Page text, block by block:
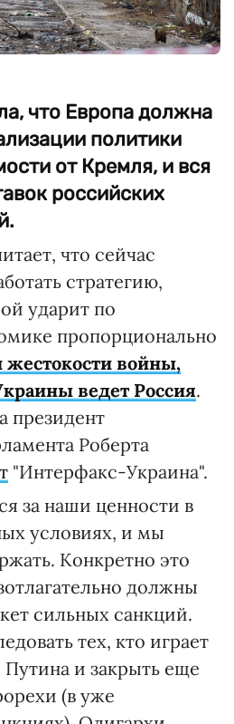
что Европа должна
политики
от Кремля, и вся
российских
что сейчас
стратегию,
ударит по
пропорционально
жестокости войны,
ведет Россия.
президент
Роберта
"Интерфакс-Украина".
за наши ценности в
условиях, и мы
Конкретно это
должны
сильных санкций.
тех, кто играет
и закрыть еще
(в уже